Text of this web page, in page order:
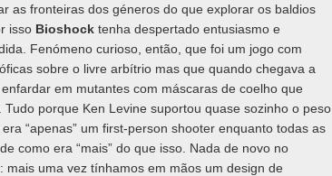
as fronteiras dos géneros do que explorar os baldios
isso Bioshocktenha despertado entusiasmo e
Fenómeno curioso, então, que foi um jogo com
sobre o livre arbítrio mas que quando chegava a
em mutantes com máscaras de coelho que
porque Ken Levine suportou quase sozinho o peso
“apenas” um first-person shooter enquanto todas as
como era “mais” do que isso. Nada de novo no
mais uma vez tínhamos em mãos um design de